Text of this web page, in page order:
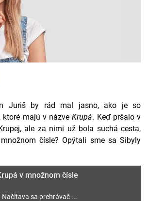
Juriš by rád mal jasno, ako je so
ktoré majú v názveKrupá. Keď pršalo v
ale za nimi už bola suchá cesta,
čísle? Opýtali sme sa Sibyly
v množnom čísle